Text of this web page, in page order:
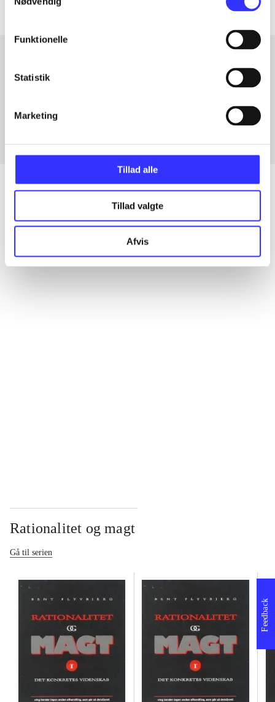
Funktionelle
Statistik
Marketing
Tillad alle
Tillad valgte
Afvis
Artikler med samme emner
Artikler
Alle registrerede artikler fordelt på udgivelser
Rationalitet og magt
Gå til serien
Feedback